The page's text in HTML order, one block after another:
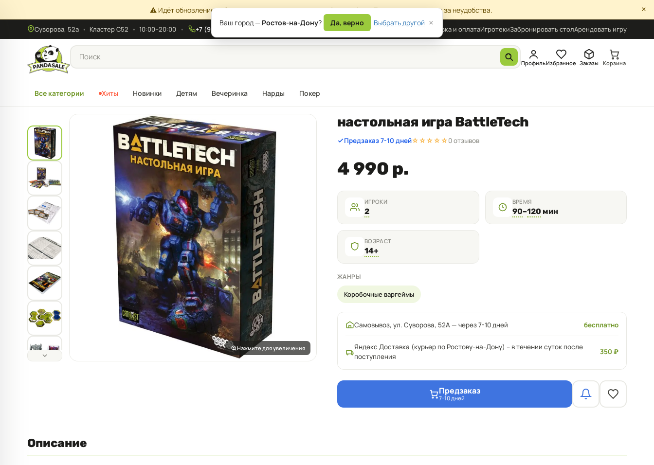
⚠️ Идёт обновление сайта — возможны временные ошибки в работе. Приносим извинения за неудобства. ×
Суворова, 52а • Кластер С52 • 10:00–20:00 +7 (908) 177-87-17 Доставка и оплатаИгротекиЗабронировать столАрендовать игру
ПрофильИзбранное Заказы Корзина
Все категории Хиты Новинки Детям Вечеринка Нарды Покер
Нажмите для увеличения
настольная игра BattleTech
Предзаказ 7-10 дней☆☆☆☆☆0 отзывов
4 990 р.
ИГРОКИ
2
ВРЕМЯ
90–120 мин
ВОЗРАСТ
14+
ЖАНРЫ
Коробочные варгеймы
Самовывоз, ул. Суворова, 52А — через 7-10 дней бесплатно
Яндекс Доставка (курьер по Ростову-на-Дону) – в течении суток после
поступления
350 ₽
Предзаказ
7-10 дней
Описание
Ваш город — Ростов-на-Дону? Да, верно Выбрать другой ×